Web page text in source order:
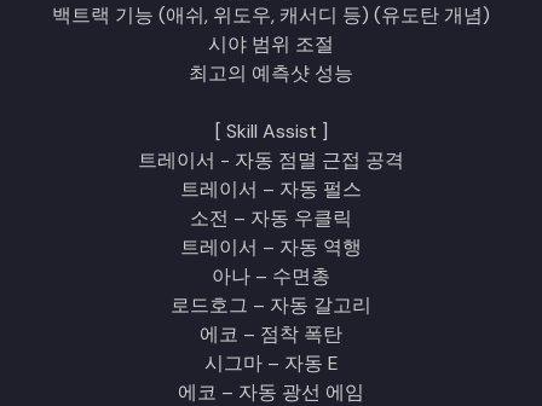
백트랙 기능 (애쉬, 위도우, 캐서디 등) (유도탄 개념)
시야 범위 조절
최고의 예측샷 성능
[ Skill Assist ]
트레이서 - 자동 점멸 근접 공격
트레이서 – 자동 펄스
소전 – 자동 우클릭
트레이서 – 자동 역행
아나 – 수면총
로드호그 – 자동 갈고리
에코 – 점착 폭탄
시그마 – 자동 E
에코 – 자동 광선 에임